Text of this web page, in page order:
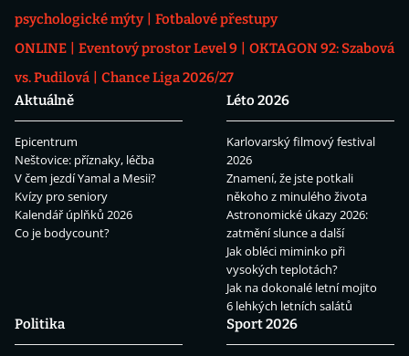
psychologické mýty
Fotbalové přestupy
ONLINE
Eventový prostor Level 9
OKTAGON 92: Szabová
vs. Pudilová
Chance Liga 2026/27
Aktuálně
Epicentrum
Neštovice: příznaky, léčba
V čem jezdí Yamal a Mesii?
Kvízy pro seniory
Kalendář úplňků 2026
Co je bodycount?
Léto 2026
Karlovarský filmový festival
2026
Znamení, že jste potkali
někoho z minulého života
Astronomické úkazy 2026:
zatmění slunce a další
Jak obléci miminko při
vysokých teplotách?
Jak na dokonalé letní mojito
6 lehkých letních salátů
Politika
Sport 2026